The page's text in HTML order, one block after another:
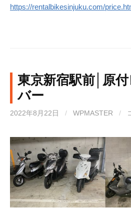
https://rentalbikesinjuku.com/
東京新宿駅前│原
バー
2022年8月22日 / WPMASTER /